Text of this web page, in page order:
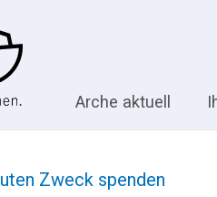
Arche aktuell
Zweck spenden